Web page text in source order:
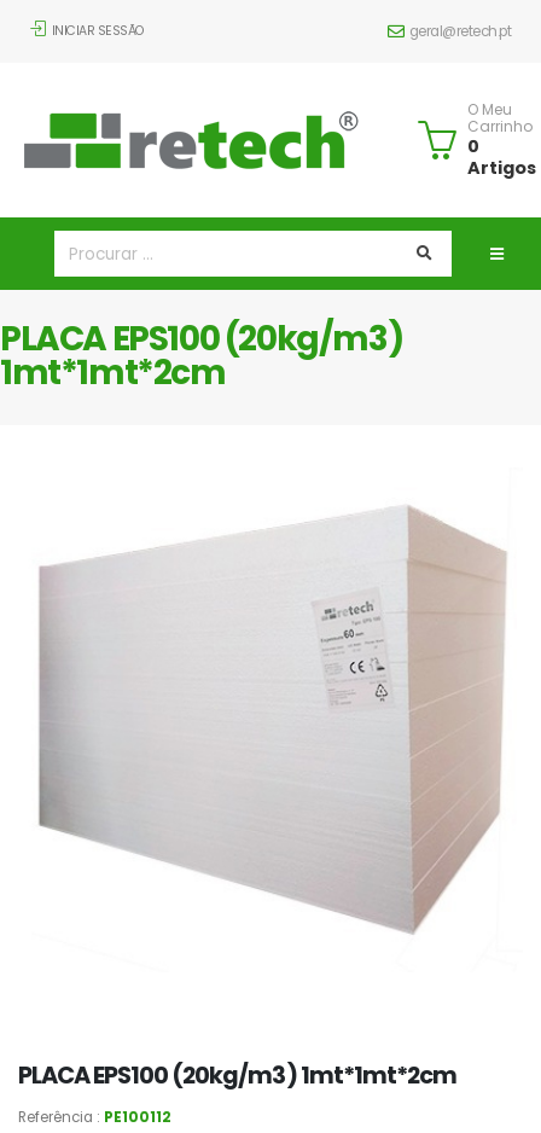
INICIAR SESSÃO geral@retech.pt
O Meu
Carrinho
0
Artigos
PLACA EPS100 (20kg/m3)
1mt*1mt*2cm
PLACA EPS100 (20kg/m3) 1mt*1mt*2cm
Referência : PE100112